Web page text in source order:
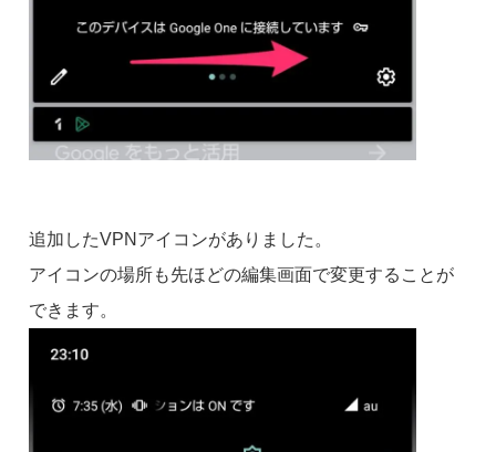
追加したVPNアイコンがありました。
アイコンの場所も先ほどの編集画面で変更することが
できます。